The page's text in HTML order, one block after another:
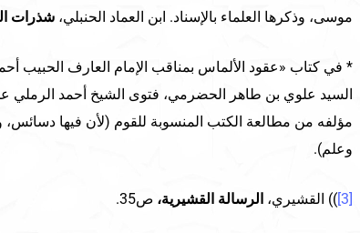
موسى، وذكرها العلماء بالإسناد. ابن العماد الحنبلي، شذرات
* في كتاب «عقود الألماس بمناقب الإمام العارف الحبيب
السيد علوي بن طاهر الحضرمي، فتوى الشيخ أحمد الرملي عن
مؤلفه من مطالعة الكتب المنسوبة للقوم (لأن فيها
وعلم).
[3] )) القشيري، الرسالة القشيرية، ص35.